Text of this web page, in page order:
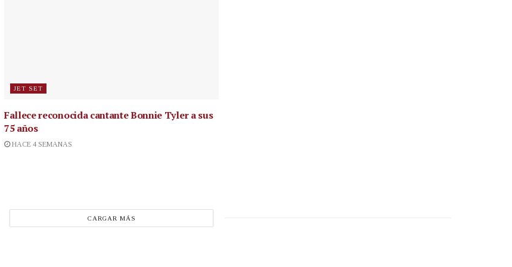
JET SET
Fallece reconocida cantanteBonnie Tyler a sus
75 años
HACE 4 SEMANAS
CARGAR MÁS